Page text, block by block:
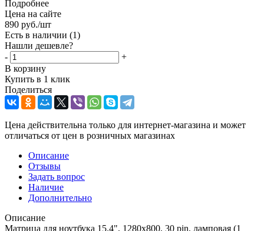
Подробнее
Цена на сайте
890 руб./шт
Есть в наличии (1)
Нашли дешевле?
-
+
В корзину
Купить в 1 клик
Поделиться
Цена действительна только для интернет-магазина и может
отличаться от цен в розничных магазинах
Описание
Отзывы
Задать вопрос
Наличие
Дополнительно
Описание
Матрица для ноутбука 15.4", 1280x800, 30 pin, ламповая (1